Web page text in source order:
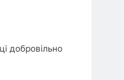
добровільно